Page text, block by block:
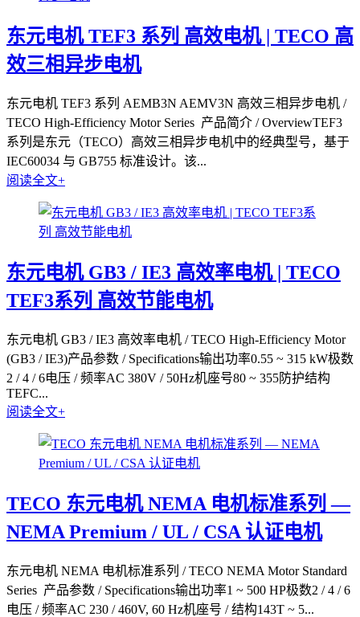
东元电机 TEF3 系列 高效电机 | TECO 高
效三相异步电机
东元电机 TEF3 系列 AEMB3N AEMV3N 高效三相异步电机 /
TECO High-Efficiency Motor Series 产品简介 / OverviewTEF3
系列是东元（TECO）高效三相异步电机中的经典型号，基于
IEC60034 与 GB755 标准设计。该...
阅读全文+
东元电机 GB3 / IE3 高效率电机 | TECO
TEF3系列 高效节能电机
东元电机 GB3 / IE3 高效率电机 / TECO High-Efficiency Motor
(GB3 / IE3)产品参数 / Specifications输出功率0.55 ~ 315 kW极数
2 / 4 / 6电压 / 频率AC 380V / 50Hz机座号80 ~ 355防护结构
TEFC...
阅读全文+
TECO 东元电机 NEMA 电机标准系列 —
NEMA Premium / UL / CSA 认证电机
东元电机 NEMA 电机标准系列 / TECO NEMA Motor Standard
Series 产品参数 / Specifications输出功率1 ~ 500 HP极数2 / 4 / 6
电压 / 频率AC 230 / 460V, 60 Hz机座号 / 结构143T ~ 5...